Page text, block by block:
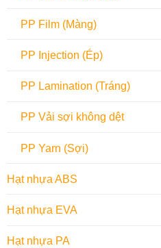
PP Film (Màng)
PP Injection (Ép)
PP Lamination (Tráng)
PP Vải sợi không dệt
PP Yarn (Sợi)
Hạt nhựa ABS
Hạt nhựa EVA
Hạt nhựa PA